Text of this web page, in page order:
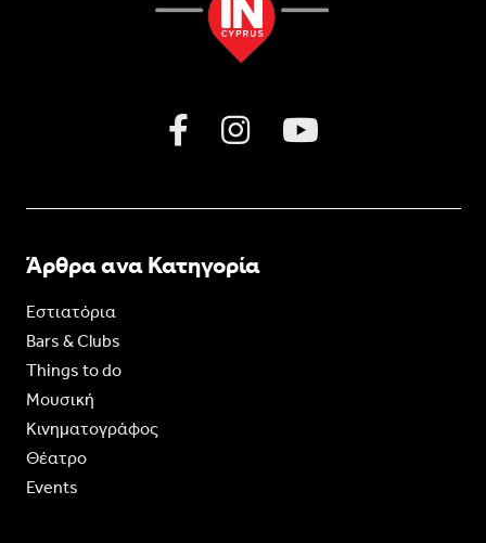
Άρθρα ανα Κατηγορία
Εστιατόρια
Bars & Clubs
Things to do
Moυσική
Κινηματογράφος
Θέατρο
Events